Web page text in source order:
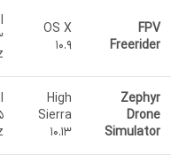
FPV
Freerider
OS X
10.9
Zephyr
Drone
Simulator
High
Sierra
10.13